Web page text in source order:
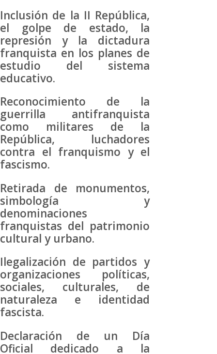
Inclusión de la II República,
el golpe de estado, la
represión y la dictadura
franquista en los planes de
estudio del sistema
educativo.
Reconocimiento de la
guerrilla antifranquista
como militares de la
República, luchadores
contra el franquismo y el
fascismo.
Retirada de monumentos,
simbología y
denominaciones
franquistas del patrimonio
cultural y urbano.
Ilegalización de partidos y
organizaciones políticas,
sociales, culturales, de
naturaleza e identidad
fascista.
Declaración de un Día
Oficial dedicado a la